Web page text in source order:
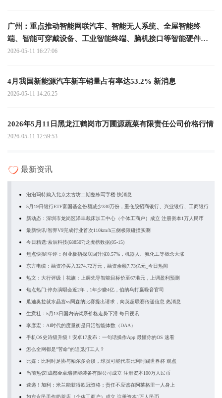
广州：重点推动智能网联汽车、智能无人系统、全屋智能终
端、智能可穿戴设备、工业智能终端、脑机接口等智能硬件产
品的研发推广 时快讯
2026-05-11 16:27:06
4月我国新能源汽车新车销量占有率达53.2% 新消息
2026-05-11 14:26:25
2026年5月11日黑龙江鹤岗市万圃源蔬菜有限责任公司价格行情
2026-05-11 12:59:53
最新资讯
泡泡玛特购入北京太古坊二期整栋写字楼 快消息
5月19日银行ETF富国基金份额减少330万份，重仓股招商银行、兴业银行、工商银行
新动态：深圳市龙岗区泽丰裁床加工中心（个体工商户）成立 注册资本1万人民币
最新快讯!智界V9完成行业首次110km/h三侧极限碰撞实测
今日精选:索辰科技(688507)龙虎榜数据(05-15)
焦点快报!午评：创业板指探底回升涨0.57%，机器人、氟化工等概念大涨
东方电缆：融资净买入3274.72万元，融资余额7.73亿元_今日热闻
热文：大行评级丨花旗：上调先导智能目标价至67港元，上调盈利预测
焦点热门:停办演唱会近2年，1年少赚4亿，伯纳乌打赢噪音官司
瓜迪奥拉就水晶宫vs阿森纳比赛提出请求，向英超联赛传递信息 热消息
生意社：5月13日国内镝铽系价格走势下滑 每日视讯
李彦宏：AI时代的度量衡是日活智能体数（DAA）
手机OS史诗级升级！安卓17发布：一句话操作App 最懂你的OS 速看
怎么全网都是"苦命"的追觅打工人？
比媒：比利时足协与帕尔多会谈，球员可能代表比利时踢世界杯 观点
当前热议!成都金卓瑞智能装备有限公司成立 注册资本100万人民币
速递！加利：米兰能获得欧冠资格；责任不应该在阿莱格里一人身上
如东永民手作奶茶店（个体工商户）成立 注册资本1万人民币